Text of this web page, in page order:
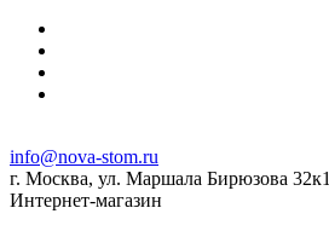
info@nova-stom.ru
г. Москва, ул. Маршала Бирюзова 32к1
Интернет-магазин